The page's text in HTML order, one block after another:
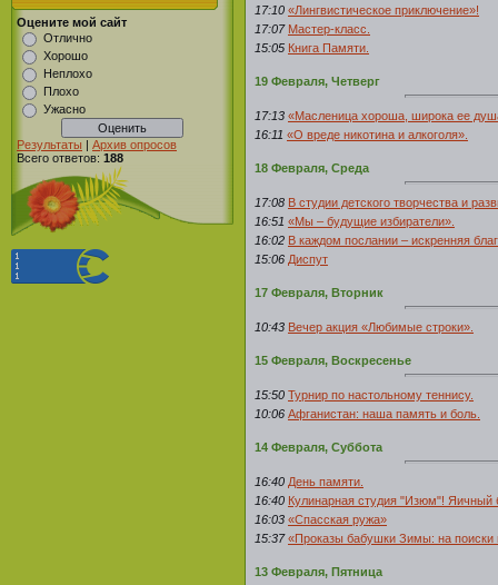
Оцените мой сайт
Отлично
Хорошо
Неплохо
Плохо
Ужасно
Результаты | Архив опросов
Всего ответов: 188
17:10 «Лингвистическое приключение»!
17:07 Мастер-класс.
15:05 Книга Памяти.
19 Февраля, Четверг
17:13 «Масленица хороша, широка ее
16:11 «О вреде никотина и алкоголя».
18 Февраля, Среда
17:08 В студии детского творчества и
16:51 «Мы – будущие избиратели».
16:02 В каждом послании – искренняя
15:06 Диспут
17 Февраля, Вторник
10:43 Вечер акция «Любимые строки».
15 Февраля, Воскресенье
15:50 Турнир по настольному теннису.
10:06 Афганистан: наша память и боль.
14 Февраля, Суббота
16:40 День памяти.
16:40 Кулинарная студия "Изюм"! Яичный
16:03 «Спасская ружа»
15:37 «Проказы бабушки Зимы: на
13 Февраля, Пятница